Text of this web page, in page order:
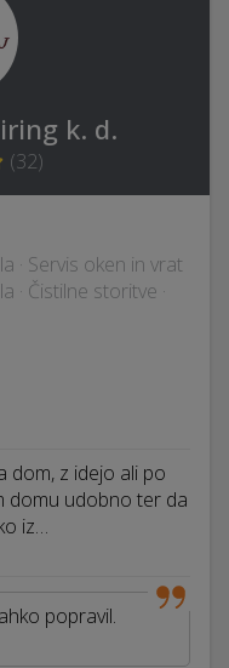
k. d.
(32)
· Servis oken in vrat
· Čistilne storitve ·
dom, z idejo ali po
domu udobno ter da
iz…
popravil.